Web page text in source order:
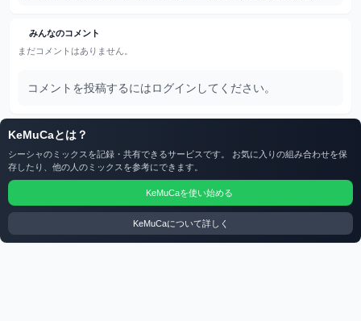
みんなのコメント
まだコメントはありません。
コメントを投稿するにはログインしてください。
KeMuCaとは？
シーシャのミックスを記録・共有できるサービスです。 お気に入りの組み合わせを保
存したり、他の人のミックスを参考にできます。
KeMuCaを使い始める
KeMuCaについて詳しく